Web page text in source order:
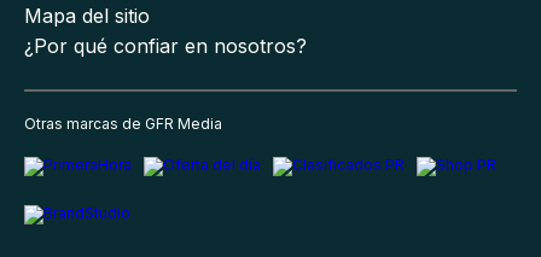
Mapa del sitio
¿Por qué confiar en nosotros?
Otras marcas de GFR Media